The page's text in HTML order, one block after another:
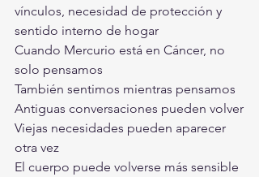
vínculos, necesidad de protección y
sentido interno de hogar
Cuando Mercurio está en Cáncer, no
solo pensamos
También sentimos mientras pensamos
Antiguas conversaciones pueden volver
Viejas necesidades pueden aparecer
otra vez
El cuerpo puede volverse más sensible